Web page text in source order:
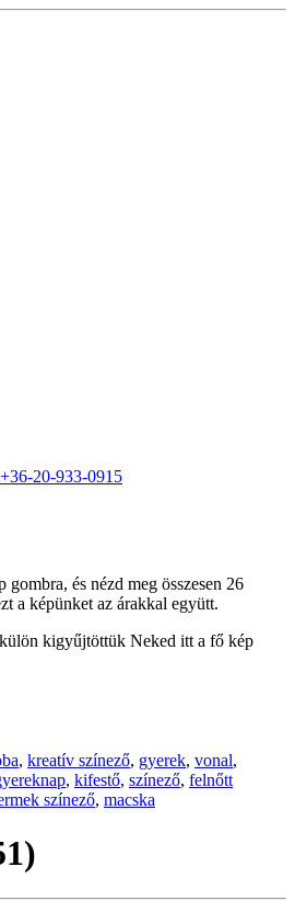
+36-20-933-0915
és nézd meg összesen 26
a képünket az árakkal együtt.
kigyűjtöttük Neked itt a fő kép
, kreatív színező, gyerek, vonal,
, kifestő, színező, felnőtt
színező, macska